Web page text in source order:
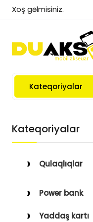
Xoş gəlmisiniz.
Kateqoriyalar
Kateqoriyalar
Qulaqlıqlar
Qulaqüstü
Power bank
Yaddaş kartı